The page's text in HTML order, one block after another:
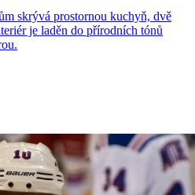
skrývá prostornou kuchyň, dvě
je laděn do přírodních tónů